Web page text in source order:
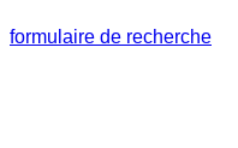
formulaire de recherche